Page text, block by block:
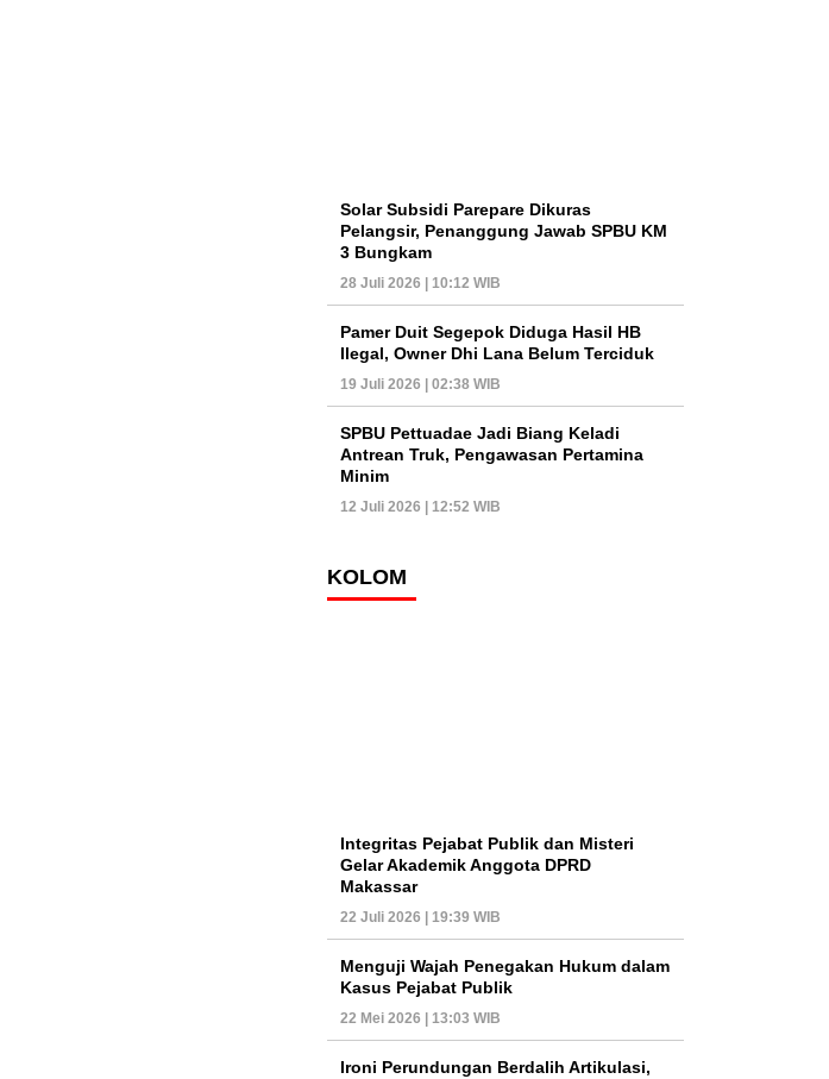
Solar Subsidi Parepare Dikuras
Pelangsir, Penanggung Jawab SPBU KM
3 Bungkam
28 Juli 2026 | 10:12 WIB
Pamer Duit Segepok Diduga Hasil HB
Ilegal, Owner Dhi Lana Belum Terciduk
19 Juli 2026 | 02:38 WIB
SPBU Pettuadae Jadi Biang Keladi
Antrean Truk, Pengawasan Pertamina
Minim
12 Juli 2026 | 12:52 WIB
KOLOM
Integritas Pejabat Publik dan Misteri
Gelar Akademik Anggota DPRD
Makassar
22 Juli 2026 | 19:39 WIB
Menguji Wajah Penegakan Hukum dalam
Kasus Pejabat Publik
22 Mei 2026 | 13:03 WIB
Ironi Perundungan Berdalih Artikulasi,